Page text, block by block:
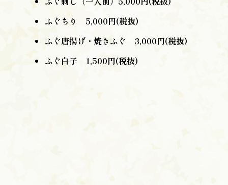
ふぐちり 5,000円(税抜)
ふぐ唐揚げ・焼きふぐ 3,000円(税抜)
ふぐ白子 1,500円(税抜)